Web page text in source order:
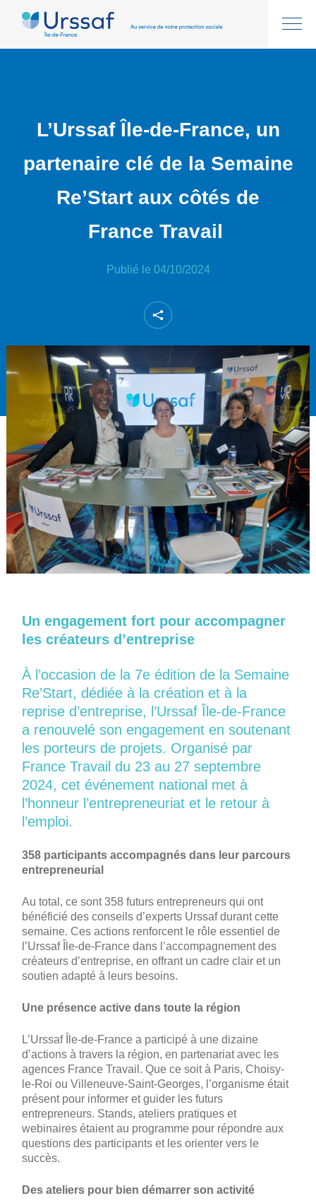
L’Urssaf Île-de-France, un
partenaire clé de la Semaine
Re’Start aux côtés de
France Travail
Publié le 04/10/2024
Un engagement fort pour accompagner
les créateurs d’entreprise
À l’occasion de la 7e édition de la Semaine
Re’Start, dédiée à la création et à la
reprise d’entreprise, l’Urssaf Île-de-France
a renouvelé son engagement en soutenant
les porteurs de projets. Organisé par
France Travail du 23 au 27 septembre
2024, cet événement national met à
l’honneur l’entrepreneuriat et le retour à
l’emploi.
358 participants accompagnés dans leur parcours
entrepreneurial
Au total, ce sont 358 futurs entrepreneurs qui ont
bénéficié des conseils d’experts Urssaf durant cette
semaine. Ces actions renforcent le rôle essentiel de
l’Urssaf Île-de-France dans l’accompagnement des
créateurs d’entreprise, en offrant un cadre clair et un
soutien adapté à leurs besoins.
Une présence active dans toute la région
L’Urssaf Île-de-France a participé à une dizaine
d’actions à travers la région, en partenariat avec les
agences France Travail. Que ce soit à Paris, Choisy-
le-Roi ou Villeneuve-Saint-Georges, l’organisme était
présent pour informer et guider les futurs
entrepreneurs. Stands, ateliers pratiques et
webinaires étaient au programme pour répondre aux
questions des participants et les orienter vers le
succès.
Des ateliers pour bien démarrer son activité